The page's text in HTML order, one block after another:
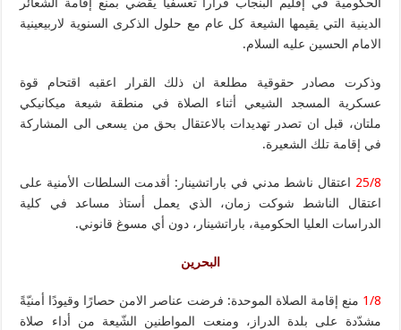
الدينية التي يقيمها الشيعة كل عام مع حلول الذكرى السنوية لاربيعينية
الامام الحسين عليه السلام.
وذكرت مصادر حقوقية مطلعة ان ذلك القرار اعقبه اقتحام قوة
عسكرية المسجد الشيعي أثناء الصلاة في منطقة شيعة ميكانيكي
ملتان، قبل ان تصدر تهديدات بالاعتقال بحق من يسعى الى المشاركة
في إقامة تلك الشعيرة.
25/8 اعتقال ناشط مدني في باراتشينار: أقدمت السلطات الأمنية على
اعتقال الناشط شوكت زمان، الذي يعمل أستاذ مساعد في كلية
الدراسات العليا الحكومية، باراتشينار، دون أي مسوغ قانوني.
البحرين
1/8 منع إقامة الصلاة الموحدة: فرضت عناصر الامن حصارًا وقيودًا أمنيّةً
مشدّدة على بلدة الدراز، ومنعت المواطنين الشّيعة من أداء صلاة